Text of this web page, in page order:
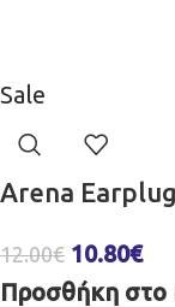
Sale
Arena
12.00€ 10.80€
Προσθήκη στο